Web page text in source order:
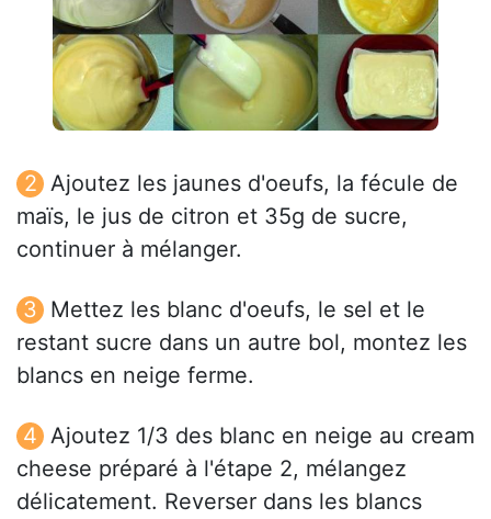
Ajoutez les jaunes d'oeufs, la fécule de
maïs, le jus de citron et 35g de sucre,
continuer à mélanger.
Mettez les blanc d'oeufs, le sel et le
restant sucre dans un autre bol, montez les
blancs en neige ferme.
Ajoutez 1/3 des blanc en neige au cream
cheese préparé à l'étape 2, mélangez
délicatement. Reverser dans les blancs